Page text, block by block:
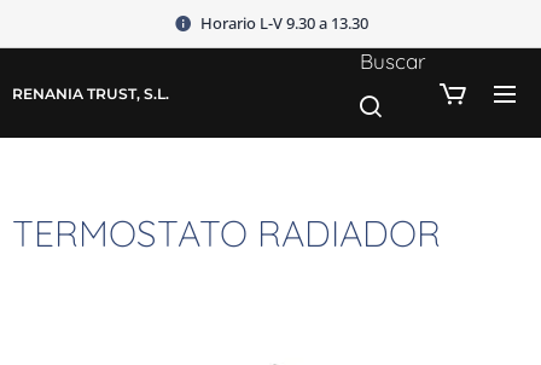
Horario L-V 9.30 a 13.30
RENANIA TRUST, S.L.
Buscar
TERMOSTATO RADIADOR